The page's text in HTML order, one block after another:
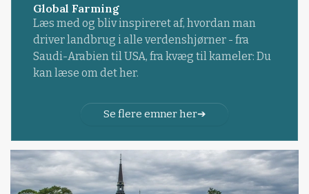
Global Farming
Læs med og bliv inspireret af, hvordan man
driver landbrug i alle verdenshjørner - fra
Saudi-Arabien til USA, fra kvæg til kameler: Du
kan læse om det her.
Se flere emner her